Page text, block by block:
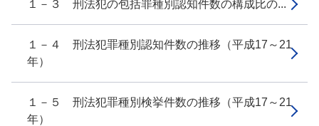
１－３ 刑法犯の包括罪種別認知件数の構成比の...
１－４ 刑法犯罪種別認知件数の推移（平成17～21
年）
１－５ 刑法犯罪種別検挙件数の推移（平成17～21
年）